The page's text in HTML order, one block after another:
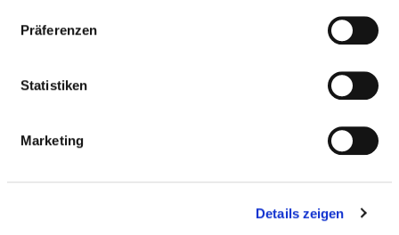
Präferenzen
Statistiken
Marketing
Details zeigen
DOCTORS M/F IN TOTAL (WITHOUT AFFILIATED
DOCTORS) IN FULL-TIME POSITIONS
PROFESSIONAL
GROUP
EXPLANATION
Number (total)
0,00